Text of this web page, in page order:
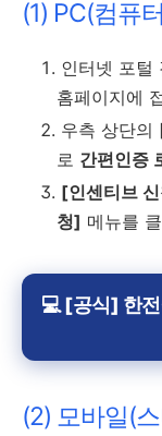
(1) PC(컴퓨
인터넷 포털
홈페이지에
우측 상단의
로 간편인증
[인센티브
청] 메뉴를
💻 [공식] 한
(2) 모바일(